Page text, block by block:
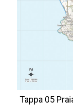
Tappa 05